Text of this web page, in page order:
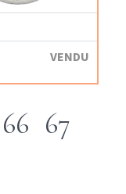
VENDU
66 67